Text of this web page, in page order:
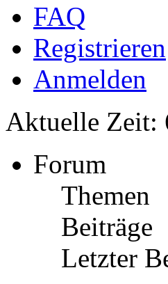
FAQ
Registrieren
Anmelden
Aktuelle Zeit:
Forum
Themen
Beiträge
Letzter